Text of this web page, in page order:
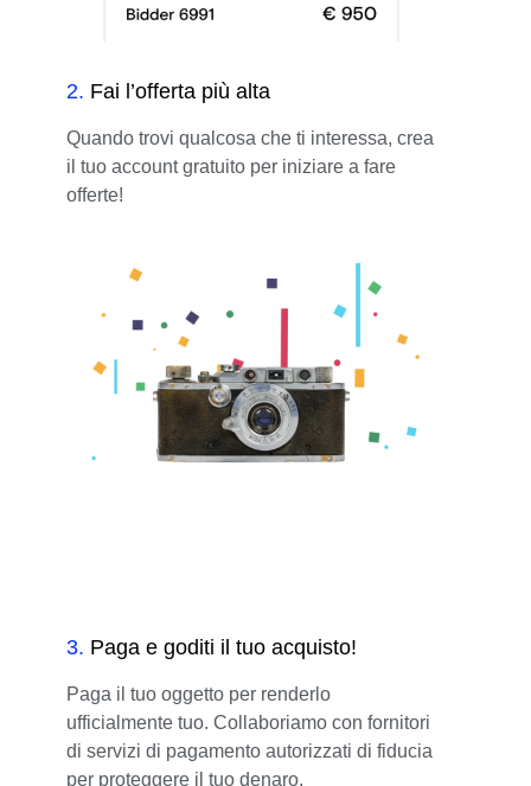
2. Fai l’offerta più alta
Quando trovi qualcosa che ti interessa, crea
il tuo account gratuito per iniziare a fare
offerte!
3. Paga e goditi il tuo acquisto!
Paga il tuo oggetto per renderlo
ufficialmente tuo. Collaboriamo con fornitori
di servizi di pagamento autorizzati di fiducia
per proteggere il tuo denaro.